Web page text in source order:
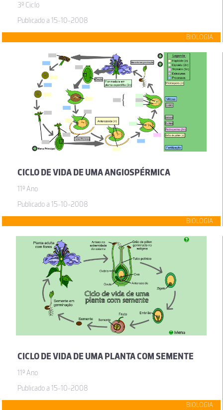
3º Ciclo
Publicado a 15-10-2008
BIOLOGIA
CICLO DE VIDA DE UMA ANGIOSPÉRMICA
11º Ano
Publicado a 15-10-2008
BIOLOGIA
CICLO DE VIDA DE UMA PLANTA COM SEMENTE
11º Ano
Publicado a 15-10-2008
BIOLOGIA